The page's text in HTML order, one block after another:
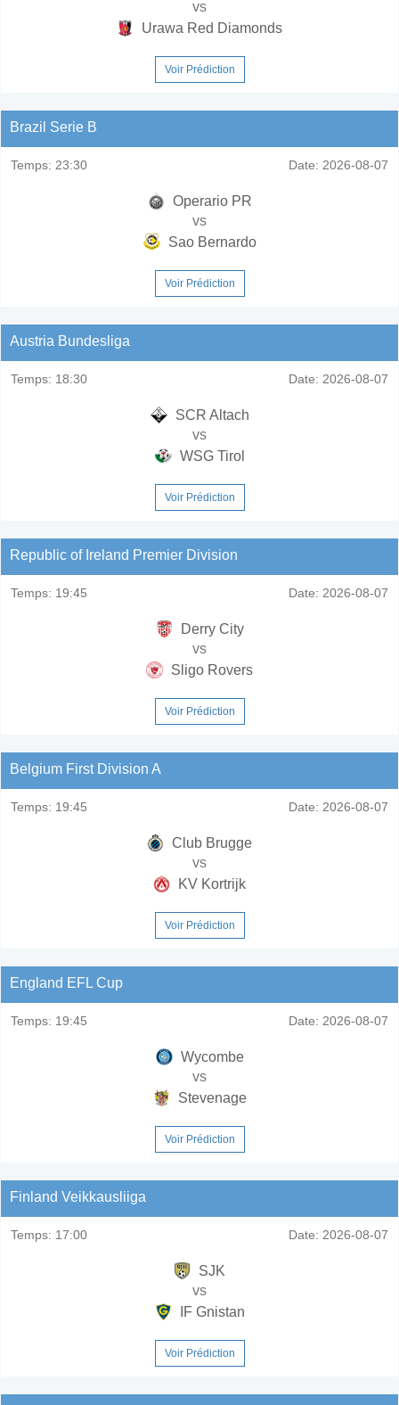
vs
Urawa Red Diamonds
Voir Prédiction
Brazil Serie B
Temps: 23:30 Date: 2026-08-07
Operario PR
vs
Sao Bernardo
Voir Prédiction
Austria Bundesliga
Temps: 18:30 Date: 2026-08-07
SCR Altach
vs
WSG Tirol
Voir Prédiction
Republic of Ireland Premier Division
Temps: 19:45 Date: 2026-08-07
Derry City
vs
Sligo Rovers
Voir Prédiction
Belgium First Division A
Temps: 19:45 Date: 2026-08-07
Club Brugge
vs
KV Kortrijk
Voir Prédiction
England EFL Cup
Temps: 19:45 Date: 2026-08-07
Wycombe
vs
Stevenage
Voir Prédiction
Finland Veikkausliiga
Temps: 17:00 Date: 2026-08-07
SJK
vs
IF Gnistan
Voir Prédiction